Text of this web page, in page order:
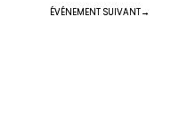
ÉVÉNEMENT SUIVANT